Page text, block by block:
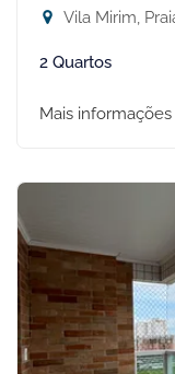
Vila Mirim,
2 Quartos
Mais informações